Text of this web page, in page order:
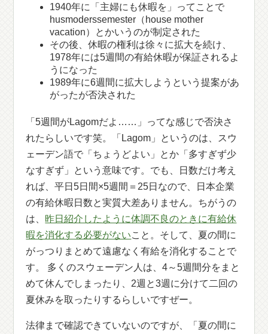
1940年に「主婦にも休暇を」ってことで
husmoderssemester（house mother
vacation）とかいうのが制定された
その後、休暇の権利は徐々に拡大を続け、
1978年には5週間の有給休暇が保証されるよ
うになった
1989年に6週間に拡大しようという提案があ
がったが否決された
「5週間がLagomだよ……」ってな感じで否決さ
れたらしいです笑。「Lagom」というのは、スウ
ェーデン語で「ちょうどよい」とか「多すぎず少
なすぎず」という意味です。でも、日数だけ考え
れば、平日5日間×5週間＝25日なので、日本企業
の有給休暇日数と実質大差ありません。ちがうの
は、 昨日紹介したように体調不良のときに有給休
暇を消化する必要がないこと。そして、夏の間に
がっつりまとめて遠慮なく有給を消化することで
す。 多くのスウェーデン人は、4～5週間分をまと
めて休んでしまったり、2週と3週に分けて二回の
夏休みを取ったりするらしいですぜー。
法律まで確認できていないのですが、「夏の間に